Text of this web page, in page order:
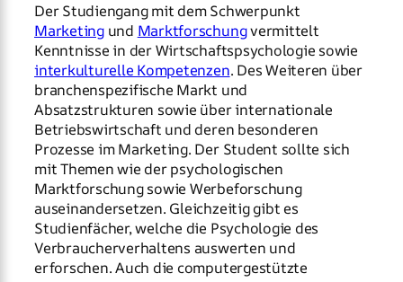
Der Studiengang mit dem Schwerpunkt
Marketingund Marktforschungvermittelt
Kenntnisse in der Wirtschaftspsychologie sowie
interkulturelle Kompetenzen. Des Weiteren über
branchenspezifische Markt und
Absatzstrukturen sowie über internationale
Betriebswirtschaft und deren besonderen
Prozesse im Marketing. Der Student sollte sich
mit Themen wie der psychologischen
Marktforschung sowie Werbeforschung
auseinandersetzen. Gleichzeitig gibt es
Studienfächer, welche die Psychologie des
Verbraucherverhaltens auswerten und
erforschen. Auch die computergestützte